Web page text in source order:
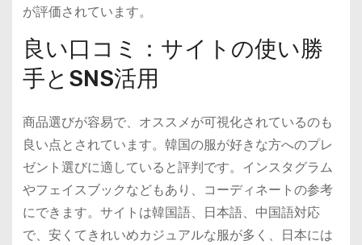
が評価されています。
良い口コミ：サイトの使い勝
手とSNS活用
商品選びが容易で、オススメが可視化されているのも
良い点とされています。韓国の服が好きな方へのプレ
ゼント選びに適していると評判です。インスタグラム
やフェイスブックなどもあり、コーディネートの参考
にできます。サイトは韓国語、日本語、中国語対応
で、安くてきれいめカジュアルな服が多く、日本には